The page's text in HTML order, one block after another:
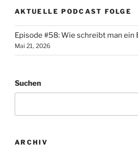
AKTUELLE PODCAST FOLGE
Episode #58: Wie schreibt man ein
Mai 21, 2026
Suchen
ARCHIV